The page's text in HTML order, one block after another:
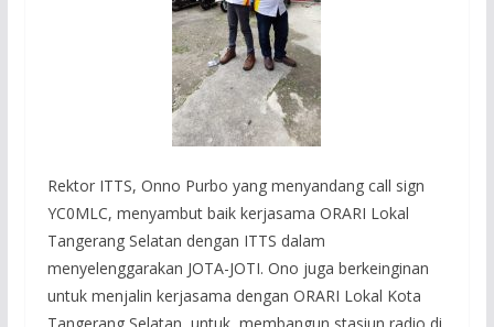
Rektor ITTS, Onno Purbo yang menyandang call sign
YC0MLC, menyambut baik kerjasama ORARI Lokal
Tangerang Selatan dengan ITTS dalam
menyelenggarakan JOTA-JOTI. Ono juga berkeinginan
untuk menjalin kerjasama dengan ORARI Lokal Kota